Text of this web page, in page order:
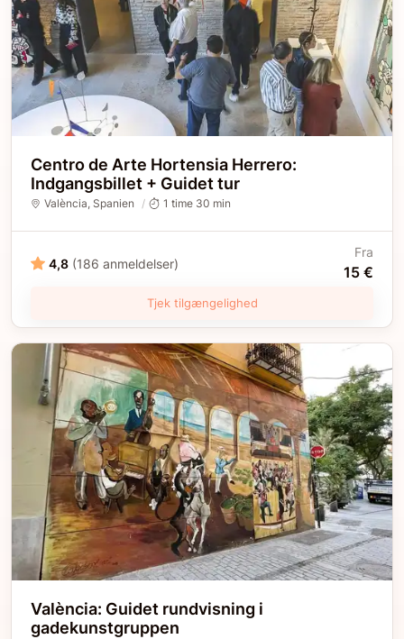
Centro de Arte Hortensia Herrero:
Indgangsbillet + Guidet tur
València, Spanien 1 time 30 min
4,8 (186 anmeldelser)
Fra
15 €
Tjek tilgængelighed
València: Guidet rundvisning i
gadekunstgruppen